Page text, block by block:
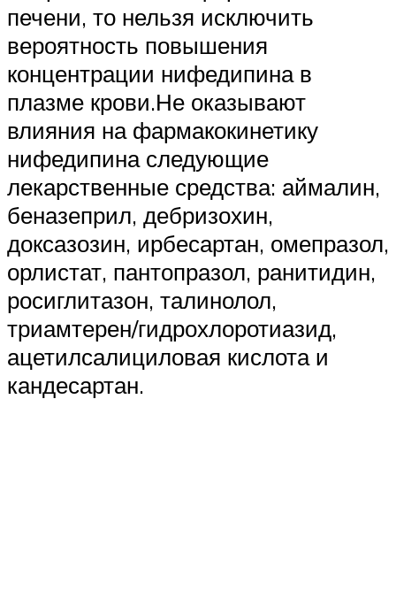
печени, то нельзя исключить
вероятность повышения
концентрации нифедипина в
плазме крови.Не оказывают
влияния на фармакокинетику
нифедипина следующие
лекарственные средства: аймалин,
беназеприл, дебризохин,
доксазозин, ирбесартан, омепразол,
орлистат, пантопразол, ранитидин,
росиглитазон, талинолол,
триамтерен/гидрохлоротиазид,
ацетилсалициловая кислота и
кандесартан.